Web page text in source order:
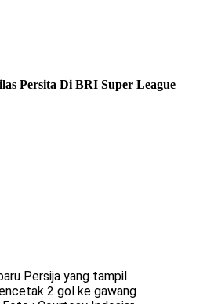
Persita Di BRI Super League
Persija yang tampil
2 gol ke gawang